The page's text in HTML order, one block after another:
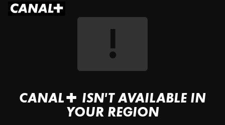
CANAL+ ISN'T AVAILABLE IN
YOUR REGION